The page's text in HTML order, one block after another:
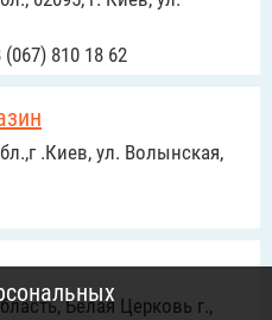
(067) 810 18 62
.Киев, ул. Волынская,
Белая Церковь г.,